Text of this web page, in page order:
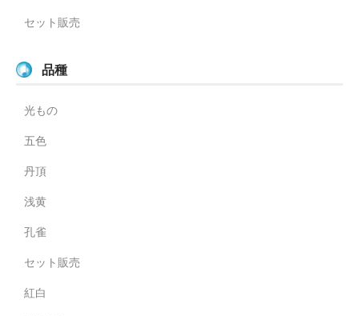
セット販売
品種
光もの
五色
丹頂
浅黄
孔雀
セット販売
紅白